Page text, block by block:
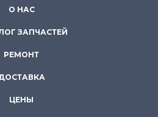
О НАС
ЗАПЧАСТЕЙ
РЕМОНТ
ЦЕНЫ